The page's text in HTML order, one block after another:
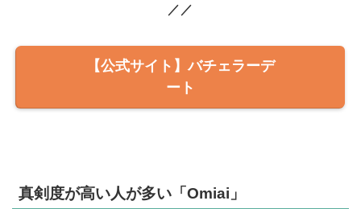
／／
【公式サイト】バチェラーデ
ート
真剣度が高い人が多い「Omiai」